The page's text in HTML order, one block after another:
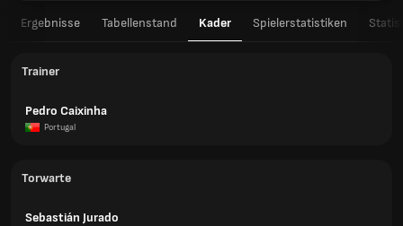
Ergebnisse Tabellenstand Kader Spielerstatistiken
Trainer
Pedro Caixinha
Portugal
Torwarte
Sebastián Jurado